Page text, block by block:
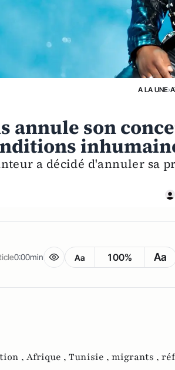
A LA UNE›
annule son
a décidé d'annuler sa
0:00min Aa 100% Aa
, Afrique , Tunisie , migrants ,